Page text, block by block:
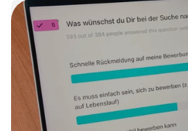
20. Dezember 2022